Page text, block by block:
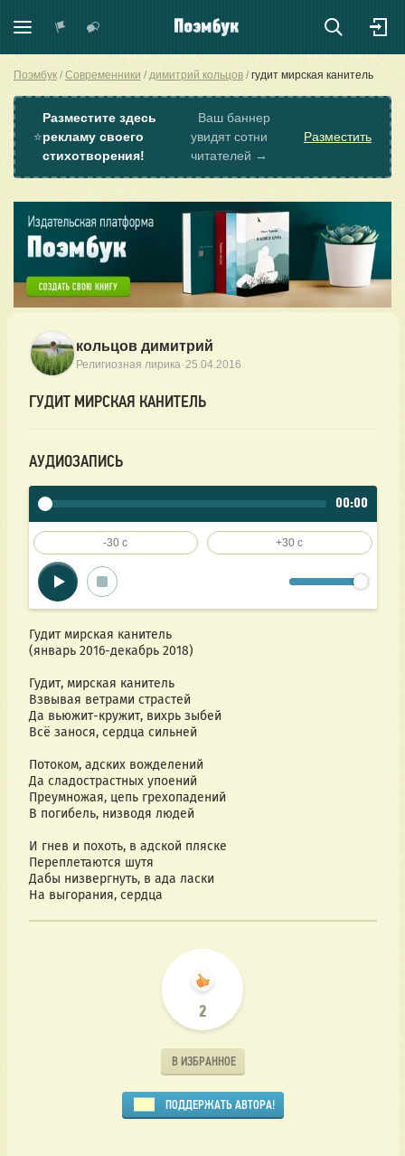
Поэмбук Современники димитрий кольцов гудит мирская канитель
⭐
Разместите здесь
рекламу своего
стихотворения!
Ваш баннер
увидят сотни
читателей →
Разместить
кольцов димитрий
Религиозная лирика·25.04.2016
ГУДИТ МИРСКАЯ КАНИТЕЛЬ
АУДИОЗАПИСЬ
00:00
-30 c +30 c
Гудит мирская канитель
(январь 2016-декабрь 2018)
Гудит, мирская канитель
Взвывая ветрами страстей
Да вьюжит-кружит, вихрь зыбей
Всё занося, сердца сильней
Потоком, адских вожделений
Да сладострастных упоений
Преумножая, цепь грехопадений
В погибель, низводя людей
И гнев и похоть, в адской пляске
Переплетаются шутя
Дабы низвергнуть, в ада ласки
На выгорания, сердца
2
В ИЗБРАННОЕ
ПОДДЕРЖАТЬ АВТОРА!